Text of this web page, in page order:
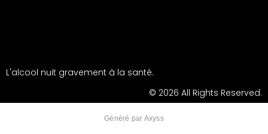
L'alcool nuit gravement à la santé.
© 2026 All Rights Reserved.
Généré par Axyss